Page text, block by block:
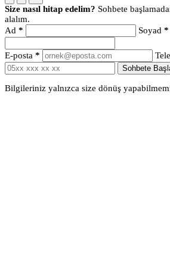
Size nasıl hitap edelim? Sohbete
alalım.
Ad * Soyad *
E-posta *
Sohbete
Bilgileriniz yalnızca size dönüş